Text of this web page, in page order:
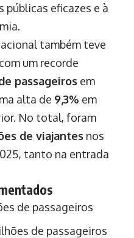
públicas eficazes e à
também teve
um recorde
passageiros em
alta de 9,3% em
No total, foram
de viajantes nos
tanto na entrada
de passageiros
de passageiros